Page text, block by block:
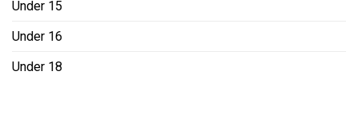
Under 15
Under 16
Under 18